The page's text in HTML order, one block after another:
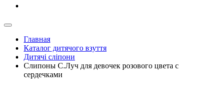
Главная
Каталог дитячого взуття
Дитячі сліпони
Слипоны С.Луч для девочек розового цвета с
сердечками